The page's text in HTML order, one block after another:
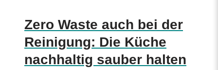
Zero Waste auch bei der
Reinigung: Die Küche
nachhaltig sauber halten